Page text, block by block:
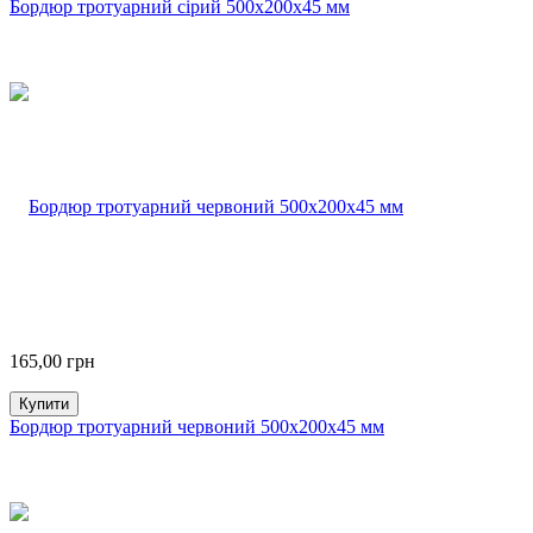
Бордюр тротуарний сірий 500х200х45 мм
165,00 грн
Купити
Бордюр тротуарний червоний 500х200х45 мм